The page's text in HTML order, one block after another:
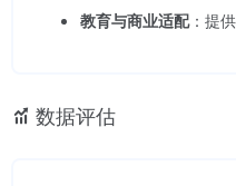
教育与商业适配：提
数据评估